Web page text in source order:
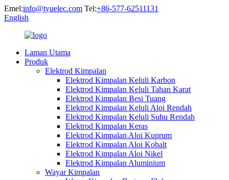
Emel:info@tyuelec.com Tel:+86-577-62511131
English
Laman Utama
Produk
Elektrod Kimpalan
Elektrod Kimpalan Keluli Karbon
Elektrod Kimpalan Keluli Tahan Karat
Elektrod Kimpalan Besi Tuang
Elektrod Kimpalan Keluli Aloi Rendah
Elektrod Kimpalan Keluli Suhu Rendah
Elektrod Kimpalan Keras
Elektrod Kimpalan Aloi Kuprum
Elektrod Kimpalan Aloi Kobalt
Elektrod Kimpalan Aloi Nikel
Elektrod Kimpalan Aluminium
Wayar Kimpalan